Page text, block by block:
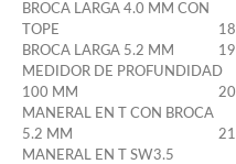
BROCA LARGA 4.0 MM CON
TOPE
18
BROCA LARGA 5.2 MM
19
MEDIDOR DE PROFUNDIDAD
100 MM
20
MANERAL EN T CON BROCA
5.2 MM
21
MANERAL EN T SW3.5